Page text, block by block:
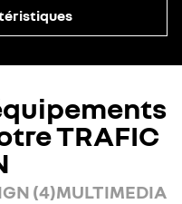
TRAFIC
(4)MULTIMEDIA